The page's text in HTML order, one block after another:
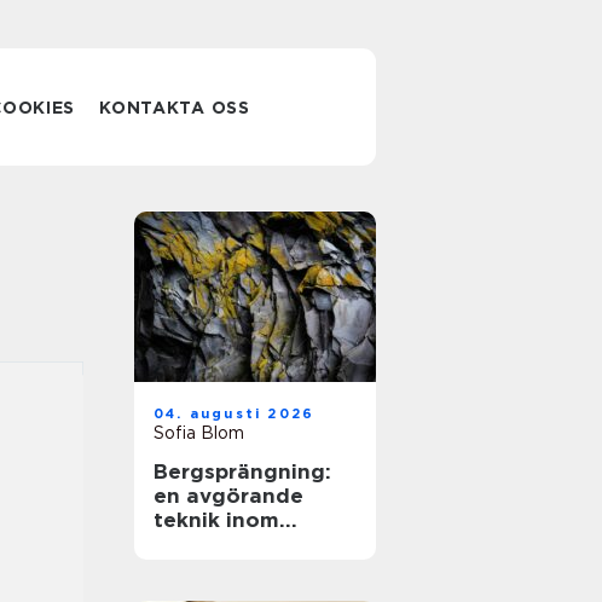
KONTAKTA OSS
04. augusti 2026
Sofia Blom
Bergsprängning:
en avgörande
teknik inom